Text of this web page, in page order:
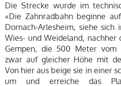
Die Strecke wurde im
«Die Zahnradbahn beginne
Dornach-Arlesheim, siehe
Wies- und Weideland,
Gempen, die 500 Meter vom
zwar auf gleicher Höhe mit
Von hier aus beige sie in einer
um und erreiche das